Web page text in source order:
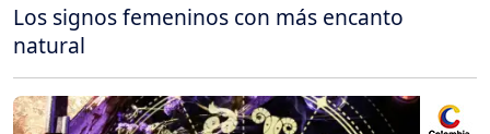
Los signos femeninos con más encanto
natural